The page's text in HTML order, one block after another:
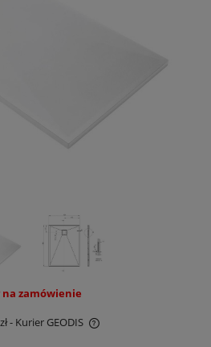
zamówienie
- Kurier GEODIS
kosztów płatności